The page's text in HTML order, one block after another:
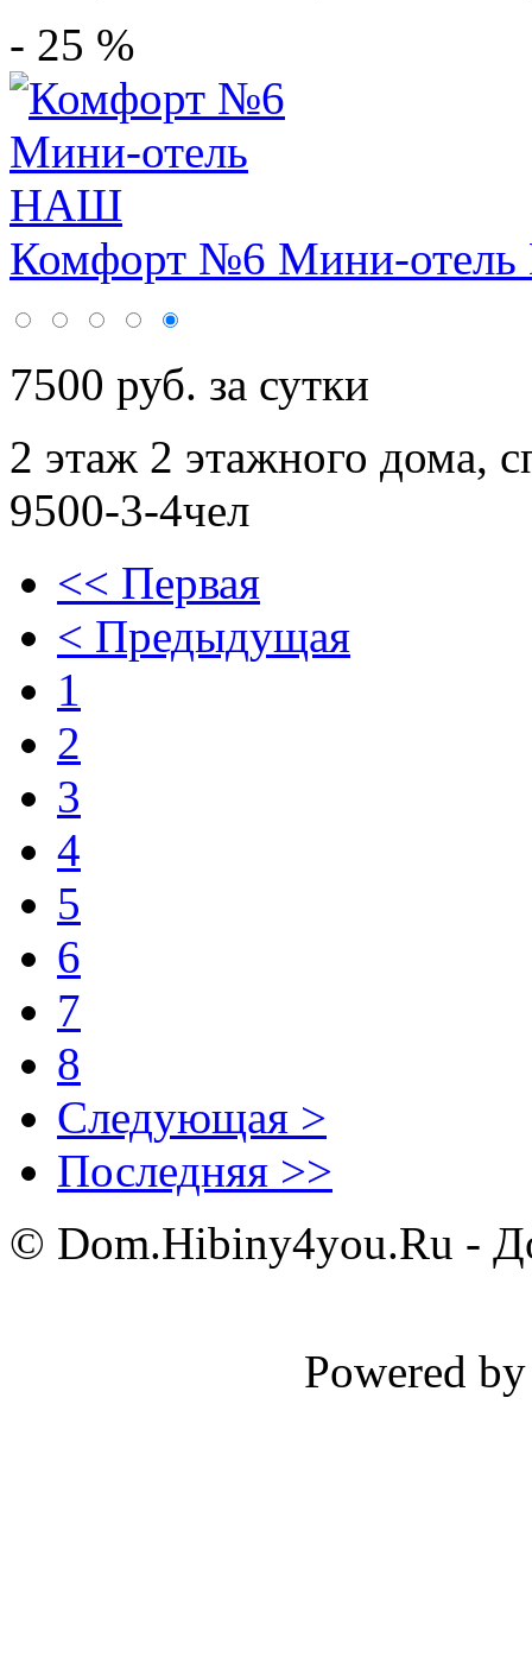
- 25 %
Комфорт №6 Мини-
7500 руб. за сутки
2 этаж 2 этажного дома,
9500-3-4чел
<< Первая
< Предыдущая
1
2
3
4
5
6
7
8
Следующая >
Последняя >>
© Dom.Hibiny4you.Ru -
Powered